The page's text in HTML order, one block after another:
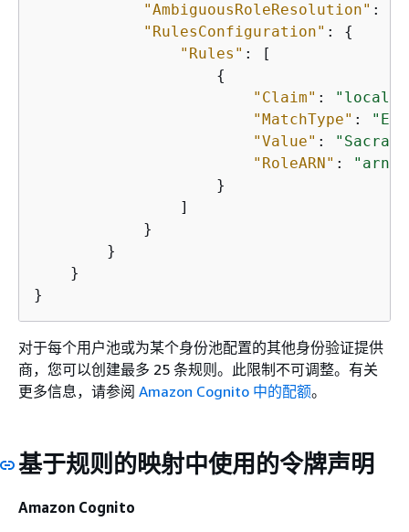
"AmbiguousRoleResolution" :
"RulesConfiguration" : {
"Rules" : [
{
"Claim" : "locale"
"MatchType" :
"Value" :
"RoleARN" :
                    }
                ]
            }
        }
    }
}
对于每个用户池或为某个身份池配置的其他身份验证提供
商，您可以创建最多 25 条规则。此限制不可调整。有关
更多信息，请参阅 Amazon Cognito 中的配额。
基于规则的映射中使用的令牌声明
Amazon Cognito